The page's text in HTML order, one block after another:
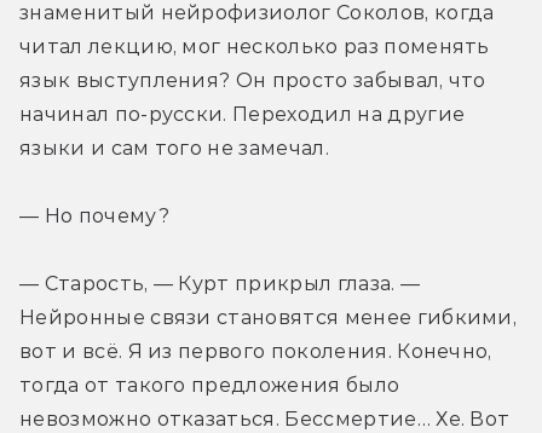
знаменитый нейрофизиолог Соколов, когда
читал лекцию, мог несколько раз поменять
язык выступления? Он просто забывал, что
начинал по-русски. Переходил на другие
языки и сам того не замечал.
— Но почему?
— Старость, — Курт прикрыл глаза. —
Нейронные связи становятся менее гибкими,
вот и всё. Я из первого поколения. Конечно,
тогда от такого предложения было
невозможно отказаться. Бессмертие… Хе. Вот